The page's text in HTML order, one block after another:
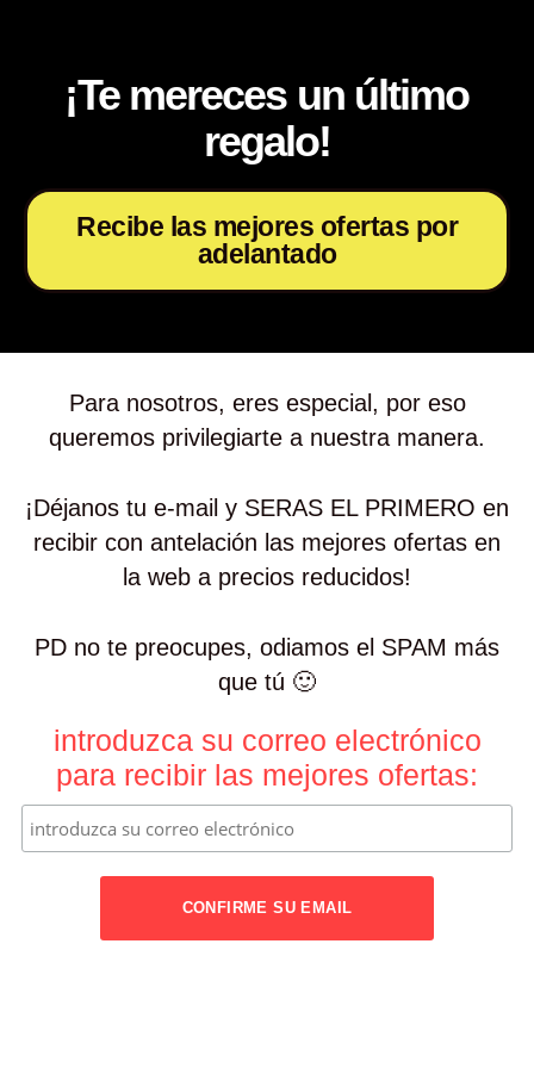
¡Te mereces un último
regalo!
Recibe las mejores ofertas por
adelantado
Para nosotros, eres especial, por eso
queremos privilegiarte a nuestra manera.
¡Déjanos tu e-mail y SERAS EL PRIMERO en
recibir con antelación las mejores ofertas en
la web a precios reducidos!
PD no te preocupes, odiamos el SPAM más
que tú 🙂
introduzca su correo electrónico
para recibir las mejores ofertas: